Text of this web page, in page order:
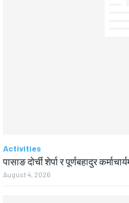
Activities
पासाङ दोर्ची शेर्पा र पूर्णबहादुर
August 4, 2026